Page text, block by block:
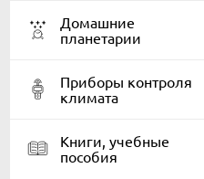
Домашние
планетарии
Приборы контроля
климата
Книги, учебные
пособия